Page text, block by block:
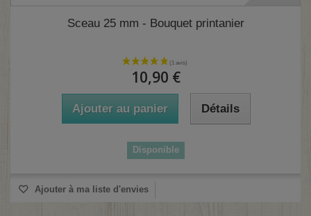
Sceau 25 mm - Bouquet printanier
10,90 €
Ajouter au panier Détails
Disponible
Ajouter à ma liste d'envies